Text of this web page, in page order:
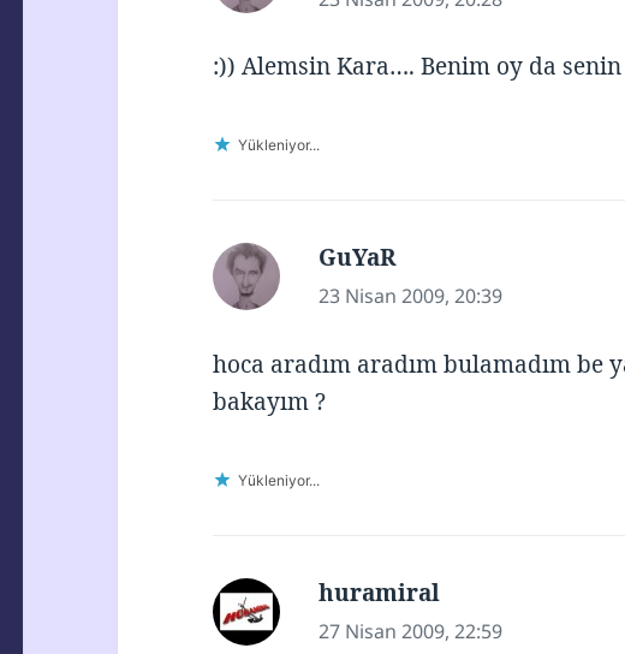
:)) Alemsin Kara…. Benim oy da
Yükleniyor...
GuYaRdedi
ki:
23 Nisan 2009, 20:39
hoca aradım aradım bulamadım be
bakayım ?
Yükleniyor...
huramiral
ki:
27 Nisan 2009, 22:59